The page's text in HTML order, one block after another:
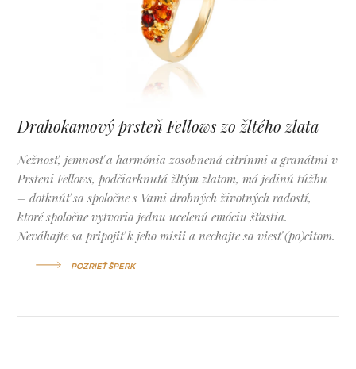
Drahokamový prsteň Fellows zo žltého zlata
Nežnosť, jemnosť a harmónia zosobnená citrínmi a granátmi v
Prsteni Fellows, podčiarknutá žltým zlatom, má jedinú túžbu
– dotknúť sa spoločne s Vami drobných životných radostí,
ktoré spoločne vytvoria jednu ucelenú emóciu šťastia.
Neváhajte sa pripojiť k jeho misii a nechajte sa viesť (po)citom.
POZRIEŤ ŠPERK